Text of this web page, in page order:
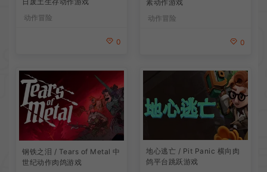
动作冒险
0
素动作游戏
动作冒险
0
钢铁之泪 / Tears of Metal 中
世纪动作肉鸽游戏
地心逃亡 / Pit Panic 横向肉
鸽平台跳跃游戏